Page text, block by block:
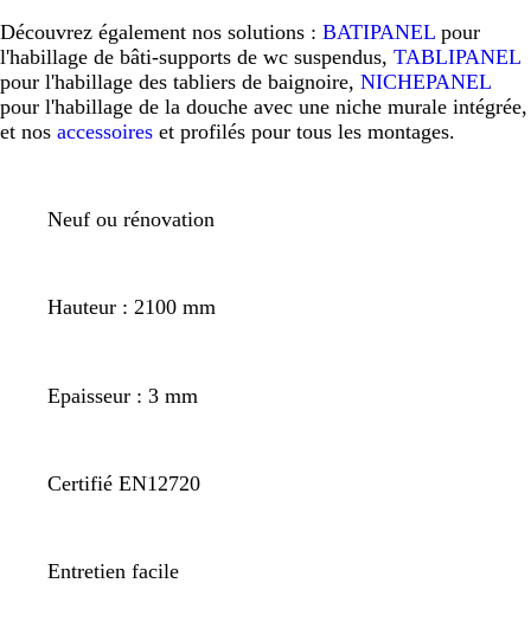
Découvrez également nos solutions : BATIPANEL pour
l'habillage de bâti-supports de wc suspendus, TABLIPANEL
pour l'habillage des tabliers de baignoire, NICHEPANEL
pour l'habillage de la douche avec une niche murale intégrée,
et nos accessoires et profilés pour tous les montages.
Neuf ou rénovation
Hauteur : 2100 mm
Epaisseur : 3 mm
Certifié EN12720
Entretien facile